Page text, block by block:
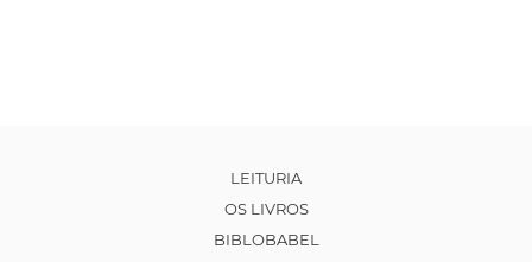
LEITURIA
OS LIVROS
BIBLOBABEL